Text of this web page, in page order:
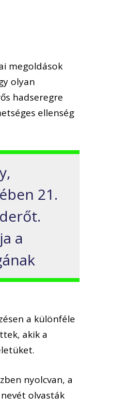
megoldások
olyan
hadseregre
ellenség
21.
a
a különféle
akik a
nyolcvan, a
olvasták